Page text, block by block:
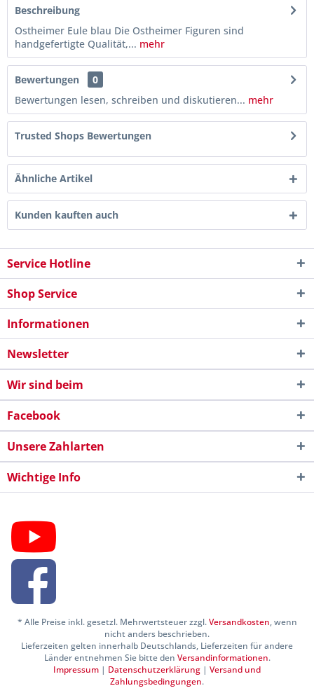
Beschreibung
Ostheimer Eule blau Die Ostheimer Figuren sind
handgefertigte Qualität,... mehr
Bewertungen
0
Bewertungen lesen, schreiben und diskutieren... mehr
Trusted Shops Bewertungen
Ähnliche Artikel
Kunden kauften auch
Service Hotline
Shop Service
Informationen
Newsletter
Wir sind beim
Facebook
Unsere Zahlarten
Wichtige Info
* Alle Preise inkl. gesetzl. Mehrwertsteuer zzgl.Versandkosten, wenn
nicht anders beschrieben.
Lieferzeiten gelten innerhalb Deutschlands, Lieferzeiten für andere
Länder entnehmen Sie bitte den Versandinformationen.
Impressum | Datenschutzerklärung | Versand und
Zahlungsbedingungen.